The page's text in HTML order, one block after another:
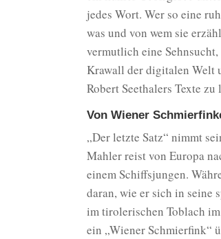
jedes Wort. Wer so eine
was und von wem sie
vermutlich eine
Krawall der digitalen Welt
Robert Seethalers Texte
Von Wiener
„Der letzte Satz“ nimmt
Mahler reist von Europa
einem Schiffsjungen.
daran, wie er sich in seine
im tirolerischen Toblach
ein „Wiener Schmierfink“